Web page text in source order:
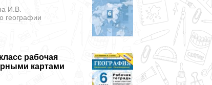
И.В.
географии
рабочая
картами